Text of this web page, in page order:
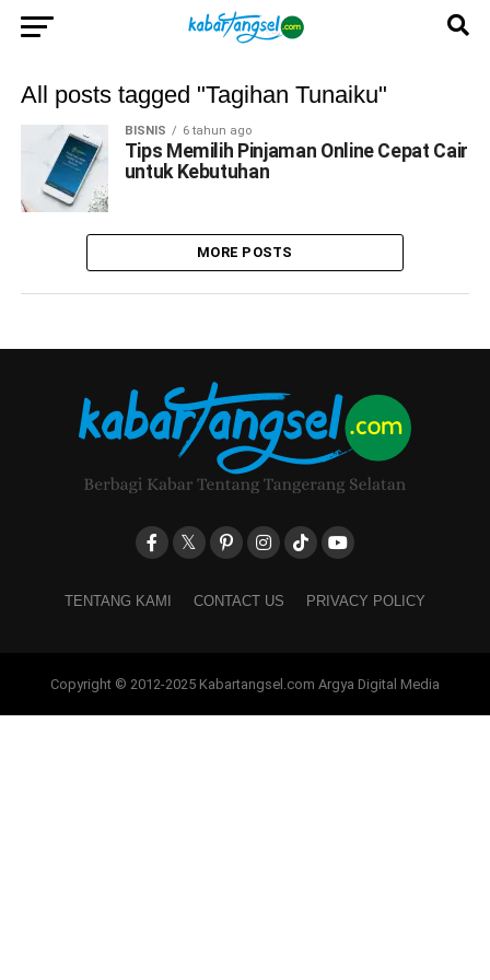
All posts tagged "Tagihan Tunaiku"
BISNIS 6 tahun ago
Tips Memilih Pinjaman Online Cepat Cair
untuk Kebutuhan
MORE POSTS
TENTANG KAMI CONTACT US PRIVACY POLICY
Copyright © 2012-2025 Kabartangsel.com Argya Digital Media